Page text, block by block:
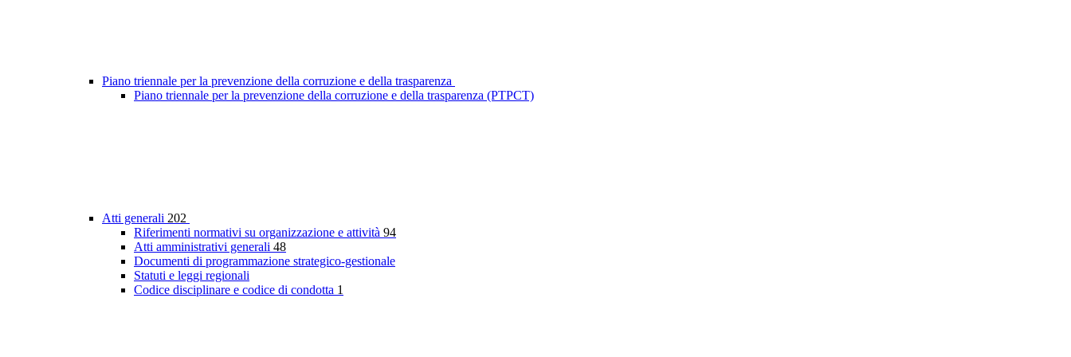
Piano triennale per la prevenzione della corruzione e della trasparenza
Piano triennale per la prevenzione della corruzione e della trasparenza (PTPCT)
Atti generali 202
Riferimenti normativi su organizzazione e attività 94
Atti amministrativi generali 48
Documenti di programmazione strategico-gestionale
Statuti e leggi regionali
Codice disciplinare e codice di condotta 1